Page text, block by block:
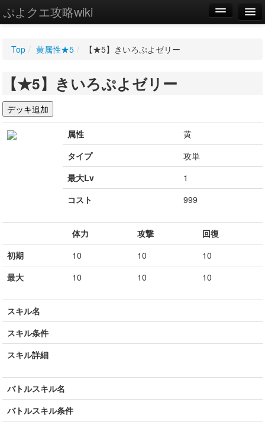
ぷよクエ攻略wiki
WIKI
設定
Top / 黄属性★5 / 【★5】きいろぷよゼリー
【★5】きいろぷよゼリー
属性
黄
タイプ
攻単
最大Lv
1
コスト
999
体力 攻撃
回復
初期
10 10
10
最大
10 10 10
スキル名
スキル条件
スキル詳細
バトルスキル名
バトルスキル条件